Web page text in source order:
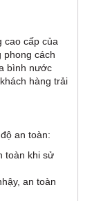
cao cấp của
phong cách
bình nước
hàng trải
an toàn:
toàn khi sử
an toàn